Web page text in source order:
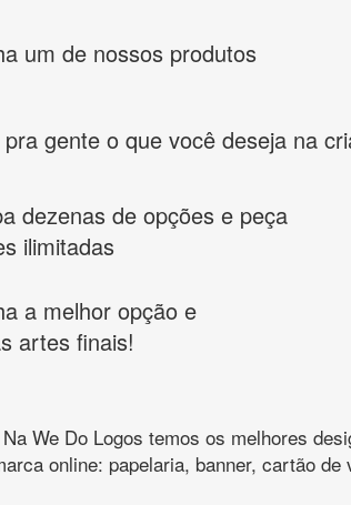
um de nossos produtos
gente o que você deseja na
dezenas de opções e peça
ilimitadas
a melhor opção e
artes finais!
Na We Do Logos temos os melhores
online: papelaria, banner, cartão